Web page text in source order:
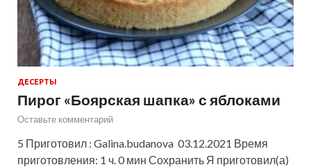
ДЕСЕРТЫ
Пирог «Боярская шапка» с яблоками
Оставьте комментарий
5 Приготовил : Galina.budanova 03.12.2021 Время
приготовления: 1 ч. 0 мин Сохранить Я приготовил(а)